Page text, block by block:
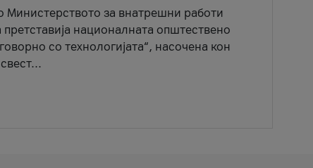
Министерството за внатрешни работи
претставија националната општествено
со технологијата“, насочена кон